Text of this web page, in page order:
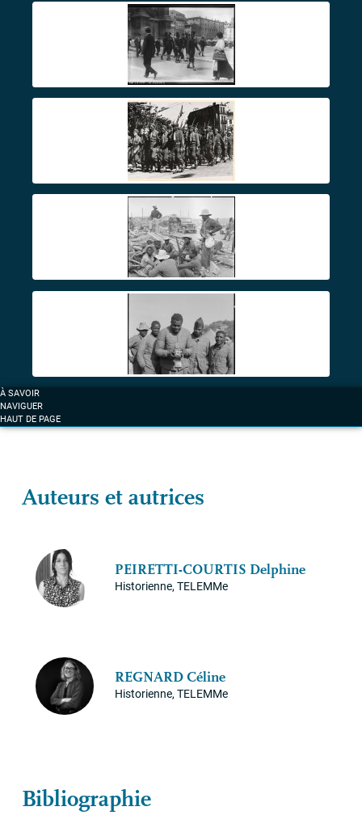
À SAVOIR
NAVIGUER
HAUT DE PAGE
Auteurs et autrices
PEIRETTI-COURTIS Delphine
Historienne, TELEMMe
REGNARDCéline
Historienne, TELEMMe
Bibliographie